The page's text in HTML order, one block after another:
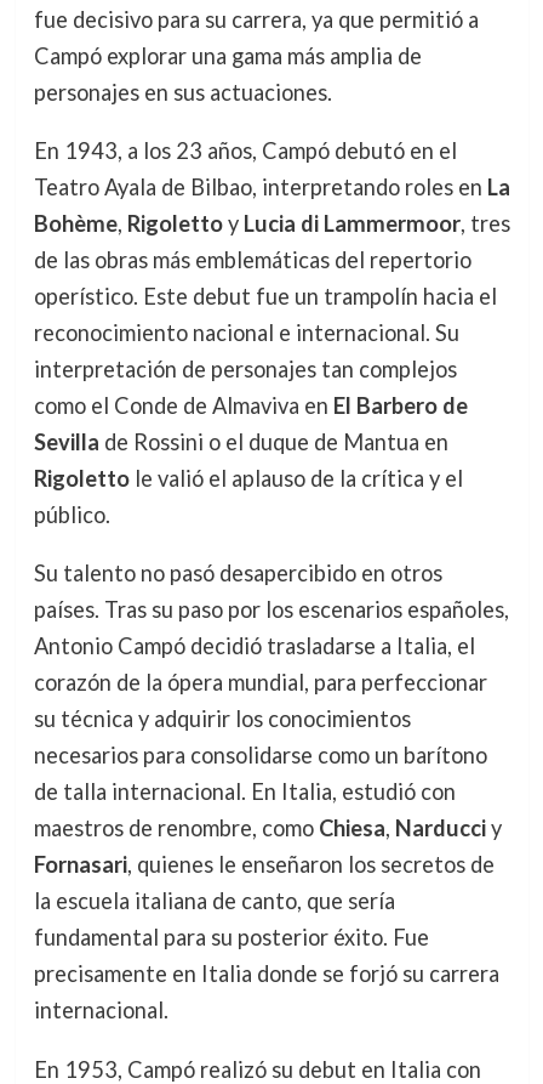
fue decisivo para su carrera, ya que permitió a
Campó explorar una gama más amplia de
personajes en sus actuaciones.
En 1943, a los 23 años, Campó debutó en el
Teatro Ayala de Bilbao, interpretando roles en La
Bohème, Rigolettoy Lucia di Lammermoor, tres
de las obras más emblemáticas del repertorio
operístico. Este debut fue un trampolín hacia el
reconocimiento nacional e internacional. Su
interpretación de personajes tan complejos
como el Conde de Almaviva en El Barbero de
Sevilla de Rossini o el duque de Mantua en
Rigolettole valió el aplauso de la crítica y el
público.
Su talento no pasó desapercibido en otros
países. Tras su paso por los escenarios españoles,
Antonio Campó decidió trasladarse a Italia, el
corazón de la ópera mundial, para perfeccionar
su técnica y adquirir los conocimientos
necesarios para consolidarse como un barítono
de talla internacional. En Italia, estudió con
maestros de renombre, como Chiesa, Narducciy
Fornasari, quienes le enseñaron los secretos de
la escuela italiana de canto, que sería
fundamental para su posterior éxito. Fue
precisamente en Italia donde se forjó su carrera
internacional.
En 1953, Campó realizó su debut en Italia con